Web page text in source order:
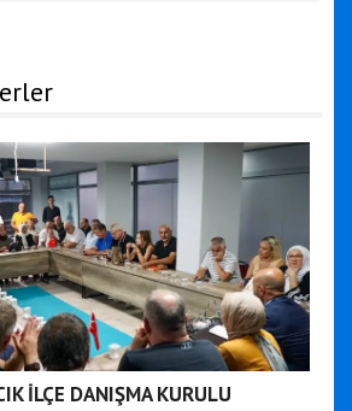
İLÇE DANIŞMA KURULU